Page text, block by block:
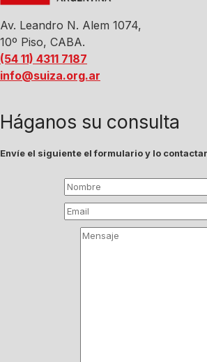
Av. Leandro N. Alem 1074,
10º Piso, CABA.
(54 11) 4311 7187
info@suiza.org.ar
Háganos su consulta
Envíe el siguiente el formulario y lo